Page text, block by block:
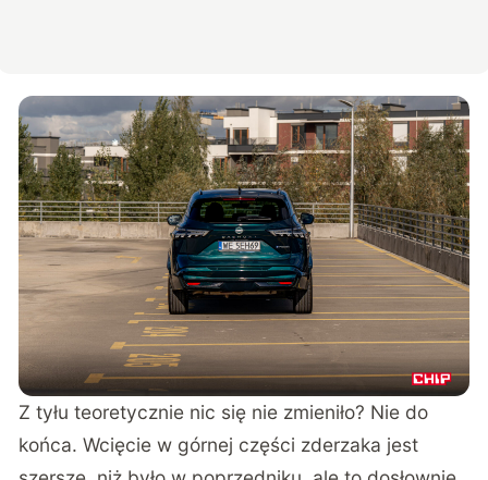
Z tyłu teoretycznie nic się nie zmieniło? Nie do
końca. Wcięcie w górnej części zderzaka jest